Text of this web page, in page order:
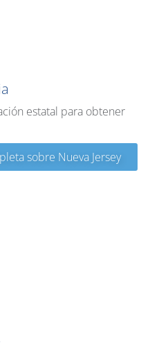
estatal para obtener
sobre Nueva Jersey